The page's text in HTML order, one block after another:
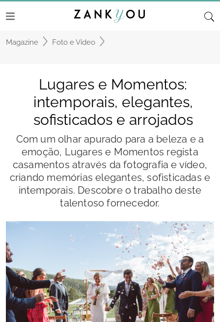
Magazine Foto e Vídeo
Lugares e Momentos:
intemporais, elegantes,
sofisticados e arrojados
Com um olhar apurado para a beleza e a
emoção, Lugares e Momentos regista
casamentos através da fotografia e vídeo,
criando memórias elegantes, sofisticadas e
intemporais. Descobre o trabalho deste
talentoso fornecedor.